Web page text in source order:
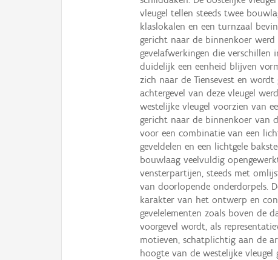
vleugel tellen steeds twee
klaslokalen en een turnzaal
gericht naar de binnenkoer
gevelafwerkingen die
duidelijk een eenheid blijven
zich naar de Tiensevest en
achtergevel van deze vleugel
westelijke vleugel voorzien van
gericht naar de binnenkoer van
voor een combinatie van een
geveldelen en een lichtgele
bouwlaag veelvuldig
vensterpartijen, steeds met
van doorlopende onderdorpels.
karakter van het ontwerp en
gevelelementen zoals boven de
voorgevel wordt, als
motieven, schatplichtig aan de
hoogte van de westelijke